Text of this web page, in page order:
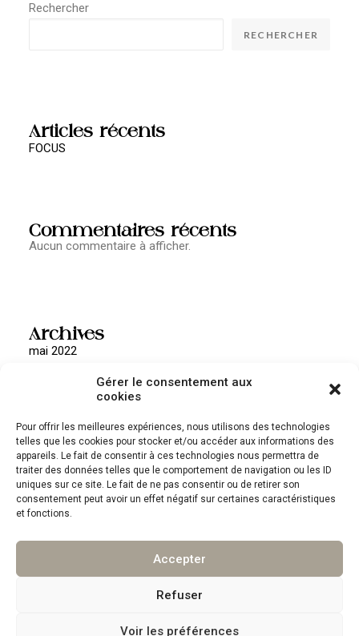
Gérer le consentement aux
cookies
Pour offrir les meilleures expériences, nous utilisons des technologies
telles que les cookies pour stocker et/ou accéder aux informations des
appareils. Le fait de consentir à ces technologies nous permettra de
traiter des données telles que le comportement de navigation ou les ID
uniques sur ce site. Le fait de ne pas consentir ou de retirer son
consentement peut avoir un effet négatif sur certaines caractéristiques
et fonctions.
Accepter
Refuser
Voir les préférences
Rechercher
RECHERCHER
Articles récents
FOCUS
Commentaires récents
Aucun commentaire à afficher.
Archives
mai 2022
Catégories
Non classé
©ENCRE & ARGILE
TOUS DROITS RESERVES